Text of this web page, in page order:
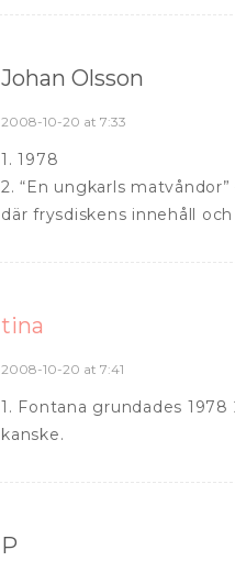
Johan Olsson
2008-10-20 at 7:33
1. 1978
2. “En ungkarls
där frysdiskens innehåll
tina
2008-10-20 at 7:41
1. Fontana grundades
kanske.
P